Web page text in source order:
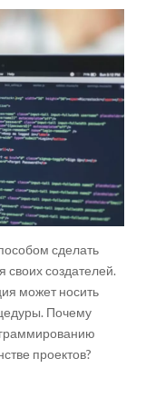
сделать
создателей.
может носить
Почему
проектов?